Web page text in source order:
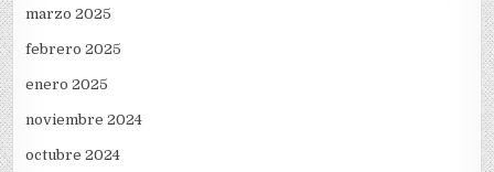
marzo 2025
febrero 2025
enero 2025
noviembre 2024
octubre 2024